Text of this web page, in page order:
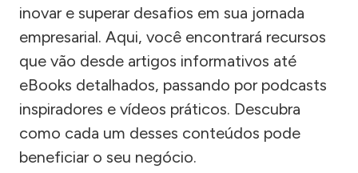
inovar e superar desafios em sua jornada
empresarial. Aqui, você encontrará recursos
que vão desde artigos informativos até
eBooks detalhados, passando por podcasts
inspiradores e vídeos práticos. Descubra
como cada um desses conteúdos pode
beneficiar o seu negócio.